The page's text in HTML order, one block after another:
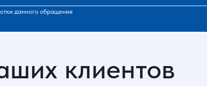
данного обращения
клиентов